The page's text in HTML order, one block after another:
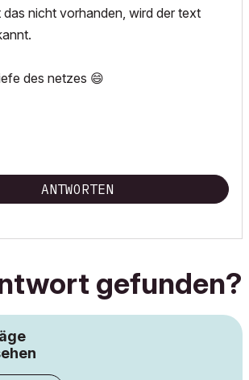
nicht vorhanden, wird der text
des netzes 😄
ANTWORTEN
gefunden?